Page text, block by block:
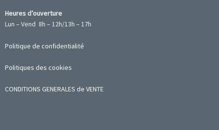
Heures d’ouverture
Lun – Vend 8h – 12h/13h – 17h
Politique de confidentialité
Politiques des cookies
CONDITIONS GENERALES de VENTE